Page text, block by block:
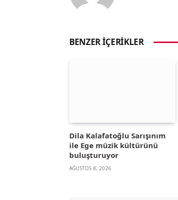
BENZER İÇERIKLER
Dila Kalafatoğlu Sarışınım
ile Ege müzik kültürünü
buluşturuyor
AĞUSTOS 8, 2026